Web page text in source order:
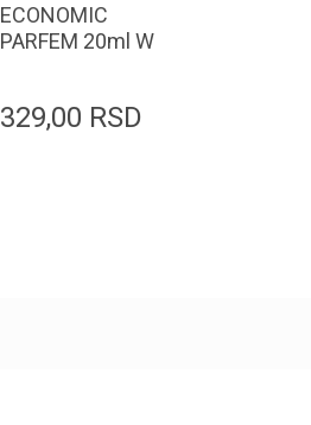
ECONOMIC
PARFEM 20ml W
329,00 RSD